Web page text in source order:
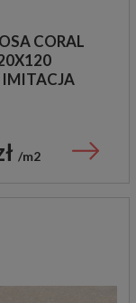
CORAL
m2